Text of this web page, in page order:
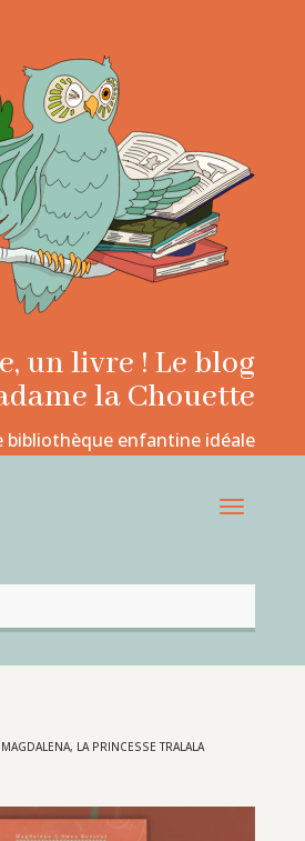
un livre ! Le blog
la Chouette
bibliothèque enfantine idéale
MAGDALENA, LA PRINCESSE TRALALA